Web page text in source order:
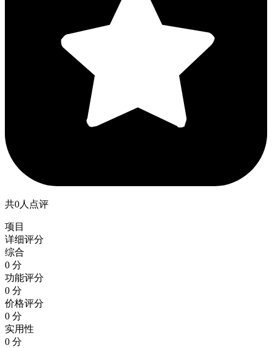
共0人点评
项目
详细评分
综合
0 分
功能评分
0 分
价格评分
0 分
实用性
0 分